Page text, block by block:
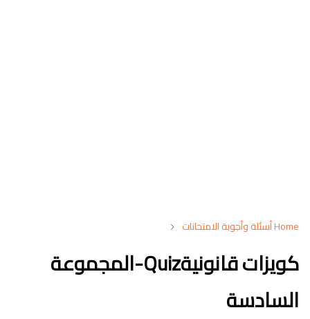
Homeأسئلة وأجوبة الامتحانات
كويزات قانونيةQuiz-المجموعة
السادسة